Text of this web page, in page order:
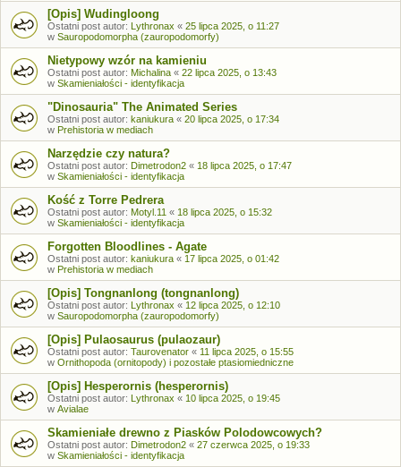
[Opis] Wudingloong
Ostatni post autor: Lythronax « 25 lipca 2025, o 11:27
w Sauropodomorpha (zauropodomorfy)
Nietypowy wzór na kamieniu
Ostatni post autor: Michalina « 22 lipca 2025, o 13:43
w Skamieniałości - identyfikacja
"Dinosauria" The Animated Series
Ostatni post autor: kaniukura « 20 lipca 2025, o 17:34
w Prehistoria w mediach
Narzędzie czy natura?
Ostatni post autor: Dimetrodon2 « 18 lipca 2025, o 17:47
w Skamieniałości - identyfikacja
Kość z Torre Pedrera
Ostatni post autor: Motyl.11 « 18 lipca 2025, o 15:32
w Skamieniałości - identyfikacja
Forgotten Bloodlines - Agate
Ostatni post autor: kaniukura « 17 lipca 2025, o 01:42
w Prehistoria w mediach
[Opis] Tongnanlong (tongnanlong)
Ostatni post autor: Lythronax « 12 lipca 2025, o 12:10
w Sauropodomorpha (zauropodomorfy)
[Opis] Pulaosaurus (pulaozaur)
Ostatni post autor: Taurovenator « 11 lipca 2025, o 15:55
w Ornithopoda (ornitopody) i pozostałe ptasiomiedniczne
[Opis] Hesperornis (hesperornis)
Ostatni post autor: Lythronax « 10 lipca 2025, o 19:45
w Avialae
Skamieniałe drewno z Piasków Polodowcowych?
Ostatni post autor: Dimetrodon2 « 27 czerwca 2025, o 19:33
w Skamieniałości - identyfikacja